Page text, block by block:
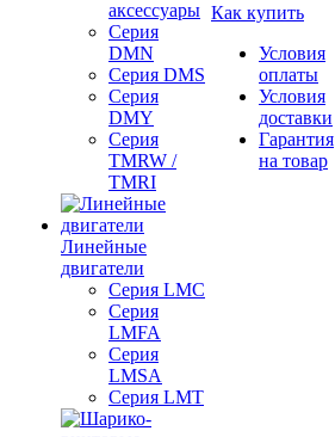
аксессуары
Серия
DMN
Серия DMS
Серия
DMY
Серия
TMRW /
TMRI
Линейные
двигатели
Серия LMC
Серия
LMFA
Серия
LMSA
Серия LMT
Как купить
Условия
оплаты
Условия
доставки
Гарантия
на товар